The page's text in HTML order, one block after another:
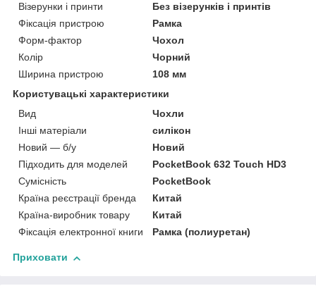
Візерунки і принти
Без візерунків і принтів
Фіксація пристрою
Рамка
Форм-фактор
Чохол
Колір
Чорний
Ширина пристрою
108 мм
Користувацькі характеристики
Вид
Чохли
Інші матеріали
силікон
Новий — б/у
Новий
Підходить для моделей
PocketBook 632 Touch HD3
Сумісність
PocketBook
Країна реєстрації бренда
Китай
Країна-виробник товару
Китай
Фіксація електронної книги
Рамка (полиуретан)
Приховати